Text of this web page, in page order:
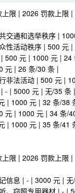
限 | 2026 罚款上限
交通和选举秩序 |
性活动秩序 | 500 元
500 元 | 1000 元 | 24
元 | 26 条/30 条 |
非法活动 | 500 元 |
- | 5000 元 | 无/35 条 |
| 1000 元 | 32 条/38
元 | 1000 元 | 34 条/
| 1000 元 | 35 条/41
限 | 2026 罚款上限
信息 | - | 3000 元 |
、窃照专用器材 | - |